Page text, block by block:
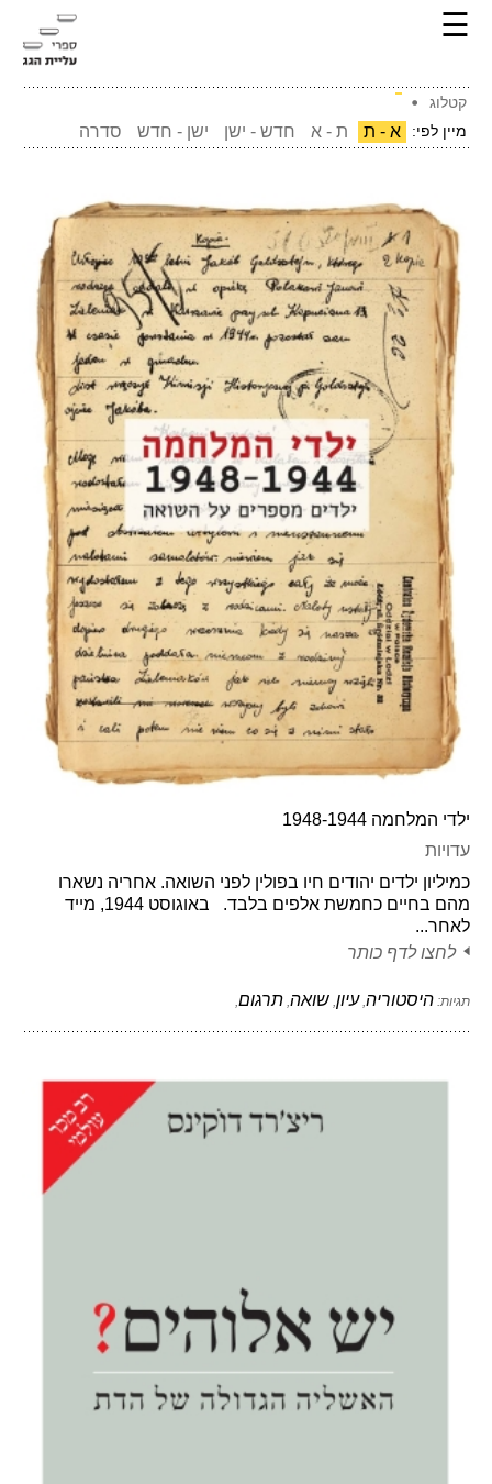
☰
קטלוג
מיין לפי:
א - ת ת - א חדש - ישן ישן - חדש סדרה
ילדי המלחמה 1948-1944
עדויות
כמיליון ילדים יהודים חיו בפולין לפני השואה. אחריה נשארו
מהם בחיים כחמשת אלפים בלבד. באוגוסט 1944, מייד
לאחר...
לחצו לדף כותר
תגיות: היסטוריה,עיון, שואה, תרגום,